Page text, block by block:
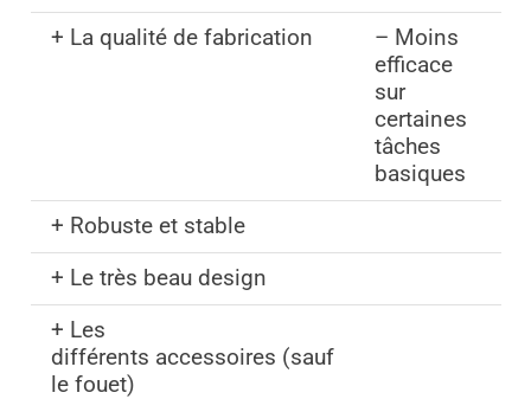
+ La qualité de fabrication
– Moins
efficace
sur
certaines
tâches
basiques
+ Robuste et stable
+ Le très beau design
+ Les
différents accessoires (sauf
le fouet)